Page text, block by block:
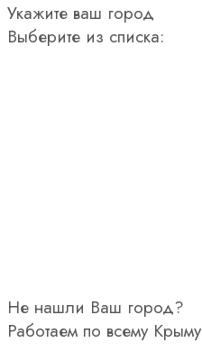
Укажите ваш город
Выберите из списка:
Не нашли Ваш город?
Работаем по всему Крыму